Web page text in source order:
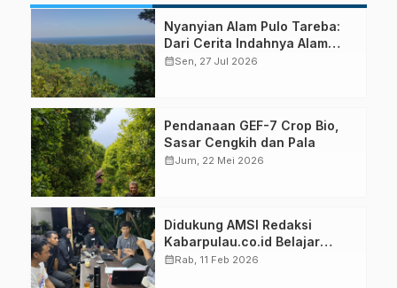
Nyanyian Alam Pulo Tareba:
Dari Cerita Indahnya Alam
hingga Marak Perburuan
calendar_monthSen, 27 Jul 2026
Pendanaan GEF-7 Crop Bio,
Sasar Cengkih dan Pala
calendar_monthJum, 22 Mei 2026
Didukung AMSI Redaksi
Kabarpulau.co.id Belajar
Manfaatkan Teknologi AI
calendar_monthRab, 11 Feb 2026